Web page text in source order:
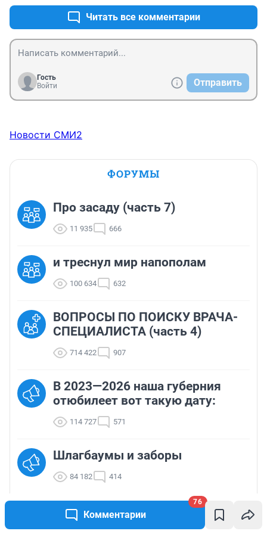
Комментарии
76
Читать все комментарии
Гость
Войти
Отправить
Новости СМИ2
ФОРУМЫ
Про засаду (часть 7)
11 935 666
и треснул мир напополам
100 634 632
ВОПРОСЫ ПО ПОИСКУ ВРАЧА-
СПЕЦИАЛИСТА (часть 4)
714 422 907
В 2023—2026 наша губерния
отюбилеет вот такую дату:
114 727 571
Шлагбаумы и заборы
84 182 414
Женские слезы...Вопрос к
мужчинам